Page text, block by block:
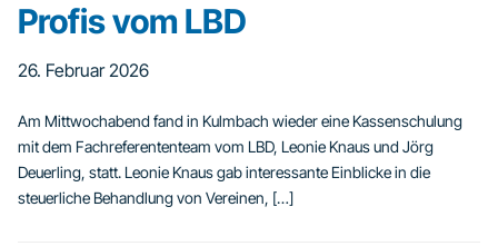
Profis vom LBD
26. Februar 2026
Am Mittwochabend fand in Kulmbach wieder eine Kassenschulung
mit dem Fachreferententeam vom LBD, Leonie Knaus und Jörg
Deuerling, statt. Leonie Knaus gab interessante Einblicke in die
steuerliche Behandlung von Vereinen, […]